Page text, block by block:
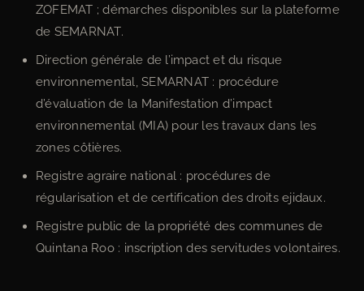
ZOFEMAT ; démarches disponibles sur la plateforme
de SEMARNAT.
Direction générale de l’impact et du risque
environnemental, SEMARNAT : procédure
d’évaluation de la Manifestation d’impact
environnemental (MIA) pour les travaux dans les
zones côtières.
Registre agraire national : procédures de
régularisation et de certification des droits ejidaux.
Registre public de la propriété des communes de
Quintana Roo : inscription des servitudes volontaires.